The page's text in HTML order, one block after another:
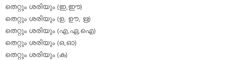
തെറ്റും ശരിയും (ഇ,ഈ)
തെറ്റും ശരിയും (ഉ, ഊ, ഋ)
തെറ്റും ശരിയും (എ,ഏ,ഐ)
തെറ്റും ശരിയും (ഒ,ഓ)
തെറ്റും ശരിയും (ക)